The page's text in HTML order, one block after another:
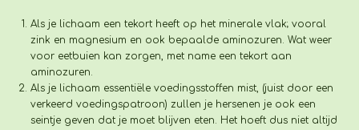
Als je lichaam een tekort heeft op het minerale vlak; vooral
zink en magnesium en ook bepaalde aminozuren. Wat weer
voor eetbuien kan zorgen, met name een tekort aan
aminozuren.
Als je lichaam essentiële voedingsstoffen mist, (juist door een
verkeerd voedingspatroon) zullen je hersenen je ook een
seintje geven dat je moet blijven eten. Het hoeft dus niet altijd